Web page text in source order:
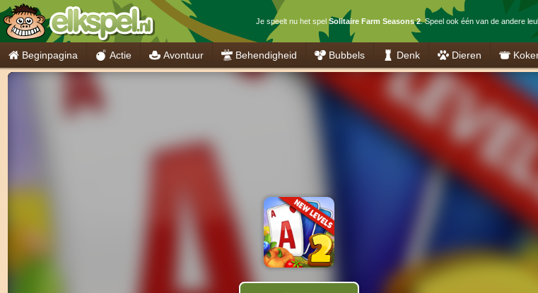
Je speelt nu het spel Solitaire Farm Seasons 2. Speel ook één van de andere
Beginpagina Actie Avontuur Behendigheid Bubbels Denk Dieren